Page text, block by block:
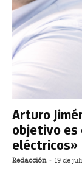
Arturo
objetivo es
eléctricos»
Redacción - 19 de